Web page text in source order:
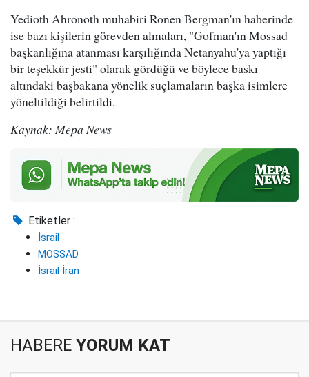
Yedioth Ahronoth muhabiri Ronen Bergman'ın haberinde
ise bazı kişilerin görevden almaları, "Gofman'ın Mossad
başkanlığına atanması karşılığında Netanyahu'ya yaptığı
bir teşekkür jesti" olarak gördüğü ve böylece baskı
altındaki başbakana yönelik suçlamaların başka isimlere
yöneltildiği belirtildi.
Kaynak: Mepa News
Etiketler :
İsrail
MOSSAD
İsrail İran
HABERE YORUM KAT